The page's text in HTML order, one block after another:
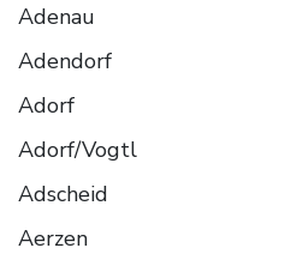
Adenau
Adendorf
Adorf
Adorf/Vogtl
Adscheid
Aerzen